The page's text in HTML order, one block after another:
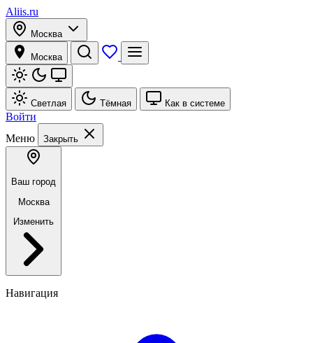
Aliis.ru
Москва
Москва
Светлая Тёмная Как в системе
Войти
Меню
Закрыть
Ваш город
Москва
Изменить
Навигация